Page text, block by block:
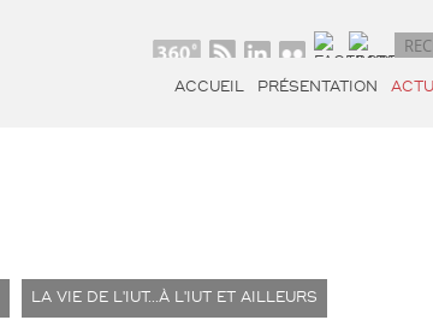
ACCUEIL PRÉSENTATION
LA VIE DE L'IUT...À L'IUT ET AILLEURS